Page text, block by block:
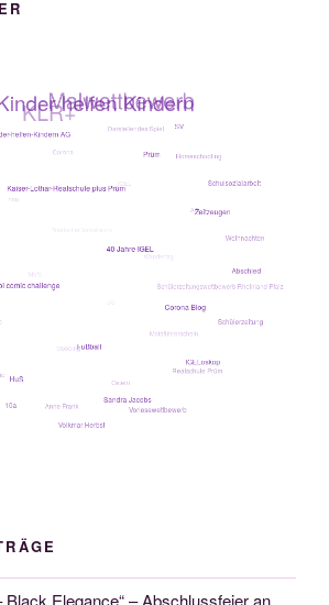
Black Elegance“ – Abschlussfeier an